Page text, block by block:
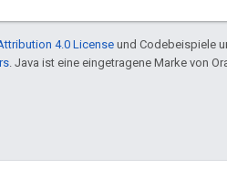
4.0 Licenseund Codebeispiele
. Java ist eine eingetragene Marke von